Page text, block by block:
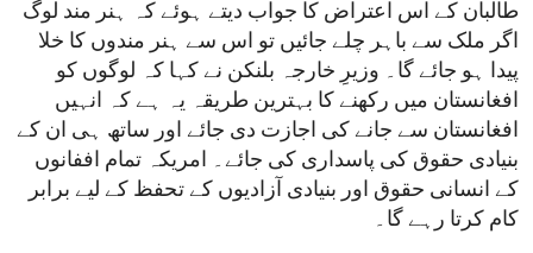
طالبان کے اس اعتراض کا جواب دیتے ہوئے کہ ہنر مند لوگ
اگر ملک سے باہر چلے جائیں تو اس سے ہنر مندوں کا خلا
پیدا ہو جائے گا۔ وزیرِ خارجہ بلنکن نے کہا کہ لوگوں کو
افغانستان میں رکھنے کا بہترین طریقہ یہ ہے کہ انہیں
افغانستان سے جانے کی اجازت دی جائے اور ساتھ ہی ان کے
بنیادی حقوق کی پاسداری کی جائے۔ امریکہ تمام اففانوں
کے انسانی حقوق اور بنیادی آزادیوں کے تحفظ کے لیے برابر
کام کرتا رہے گا۔